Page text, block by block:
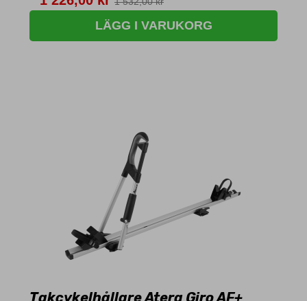
LÄGG I VARUKORG
Takcykelhållare Atera Giro AF+